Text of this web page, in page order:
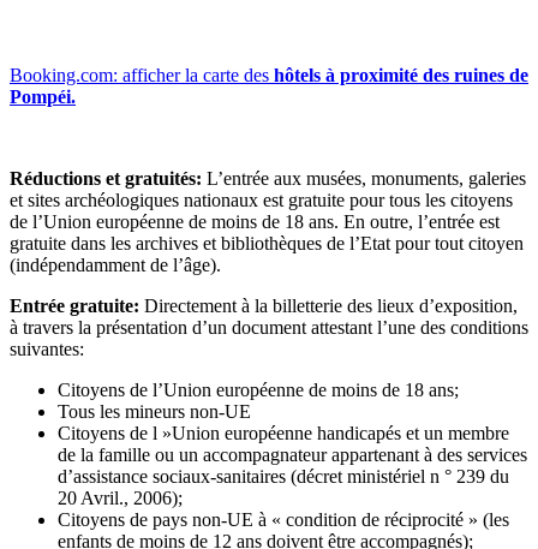
Booking.com: afficher la carte des hôtels à proximité des ruines de
Pompéi.
Réductions et gratuités: L’entrée aux musées, monuments, galeries
et sites archéologiques nationaux est gratuite pour tous les citoyens
de l’Union européenne de moins de 18 ans. En outre, l’entrée est
gratuite dans les archives et bibliothèques de l’Etat pour tout citoyen
(indépendamment de l’âge).
Entrée gratuite: Directement à la billetterie des lieux d’exposition,
à travers la présentation d’un document attestant l’une des conditions
suivantes:
Citoyens de l’Union européenne de moins de 18 ans;
Tous les mineurs non-UE
Citoyens de l »Union européenne handicapés et un membre
de la famille ou un accompagnateur appartenant à des services
d’assistance sociaux-sanitaires (décret ministériel n ° 239 du
20 Avril., 2006);
Citoyens de pays non-UE à « condition de réciprocité » (les
enfants de moins de 12 ans doivent être accompagnés);